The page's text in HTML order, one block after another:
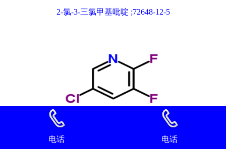
2-氯-3-三氯甲基吡啶 ;72648-12-5
2,3-二氟-5-氯吡啶 89402-43-7
电话 电话